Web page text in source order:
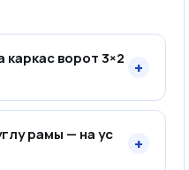
каркас ворот 3×2
+
рамы — на ус
+